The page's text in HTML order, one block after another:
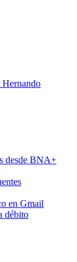
Hernando
desde BNA+
en Gmail
débito